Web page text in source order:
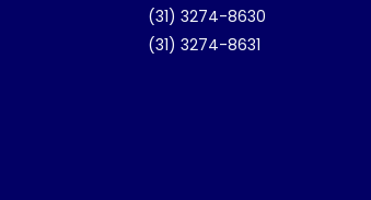
(31) 3274-8630
(31) 3274-8631